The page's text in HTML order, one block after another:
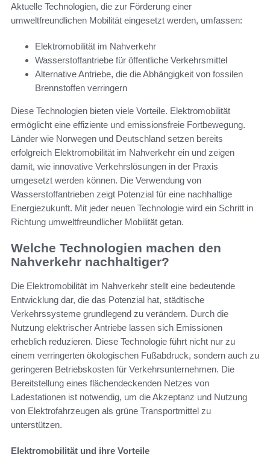
Aktuelle Technologien, die zur Förderung einer
umweltfreundlichen Mobilität eingesetzt werden, umfassen:
Elektromobilität im Nahverkehr
Wasserstoffantriebe für öffentliche Verkehrsmittel
Alternative Antriebe, die die Abhängigkeit von fossilen
Brennstoffen verringern
Diese Technologien bieten viele Vorteile. Elektromobilität
ermöglicht eine effiziente und emissionsfreie Fortbewegung.
Länder wie Norwegen und Deutschland setzen bereits
erfolgreich Elektromobilität im Nahverkehr ein und zeigen
damit, wie innovative Verkehrslösungen in der Praxis
umgesetzt werden können. Die Verwendung von
Wasserstoffantrieben zeigt Potenzial für eine nachhaltige
Energiezukunft. Mit jeder neuen Technologie wird ein Schritt in
Richtung umweltfreundlicher Mobilität getan.
Welche Technologien machen den
Nahverkehr nachhaltiger?
Die Elektromobilität im Nahverkehr stellt eine bedeutende
Entwicklung dar, die das Potenzial hat, städtische
Verkehrssysteme grundlegend zu verändern. Durch die
Nutzung elektrischer Antriebe lassen sich Emissionen
erheblich reduzieren. Diese Technologie führt nicht nur zu
einem verringerten ökologischen Fußabdruck, sondern auch zu
geringeren Betriebskosten für Verkehrsunternehmen. Die
Bereitstellung eines flächendeckenden Netzes von
Ladestationen ist notwendig, um die Akzeptanz und Nutzung
von Elektrofahrzeugen als grüne Transportmittel zu
unterstützen.
Elektromobilität und ihre Vorteile